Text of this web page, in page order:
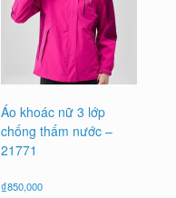
Áo khoác nữ 3 lớp
chống thấm nước –
21771
₫850,000